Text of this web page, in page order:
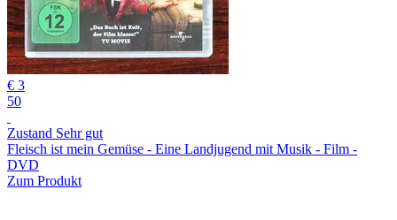
€ 3
50
Zustand Sehr gut
Fleisch ist mein Gemüse - Eine Landjugend mit Musik - Film -
DVD
Zum Produkt